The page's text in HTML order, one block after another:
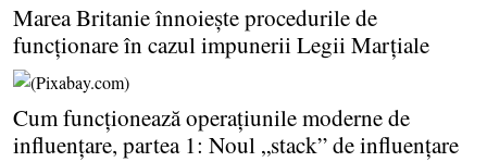
Marea Britanie înnoieşte procedurile de
funcţionare în cazul impunerii Legii Marţiale
Cum funcţionează operaţiunile moderne de
influenţare, partea 1: Noul „stack” de influenţare